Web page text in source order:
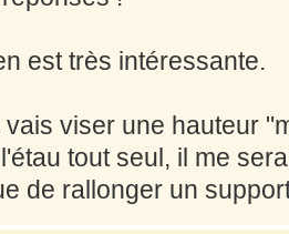
est très intéressante.
viser une hauteur
tout seul, il me
de rallonger un